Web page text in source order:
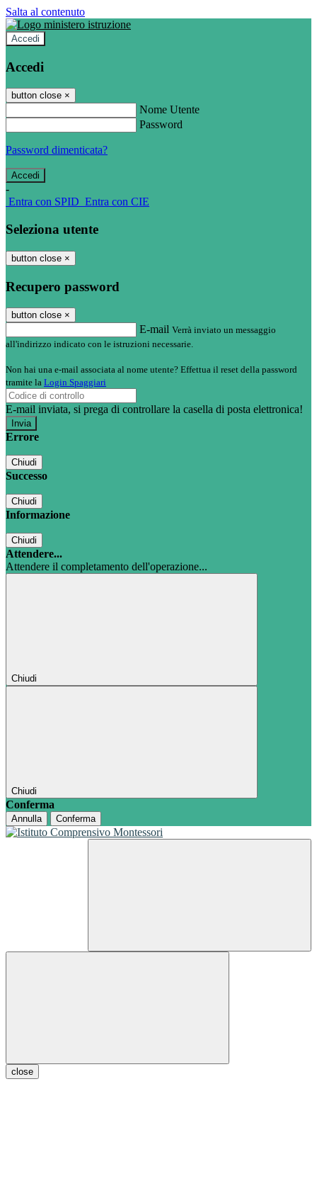
Salta al contenuto
Accedi
Accedi
button close ×
Nome Utente
Password
Password dimenticata?
-
Entra con SPID Entra con CIE
Seleziona utente
button close ×
Recupero password
button close ×
E-mail Verrà inviato un messaggio
all'indirizzo indicato con le istruzioni necessarie.
Non hai una e-mail associata al nome utente? Effettua il reset della password
tramite la Login Spaggiari
E-mail inviata, si prega di controllare la casella di posta elettronica!
Errore
Chiudi
Successo
Chiudi
Informazione
Chiudi
Attendere...
Attendere il completamento dell'operazione...
Chiudi
Chiudi
Conferma
Annulla Conferma
close